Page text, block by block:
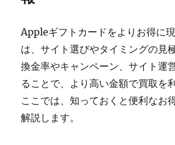
Appleギフトカードをよりお得に
は、サイト選びやタイミングの見
換金率やキャンペーン、サイト運
ることで、より高い金額で買取を
ここでは、知っておくと便利なお
解説します。